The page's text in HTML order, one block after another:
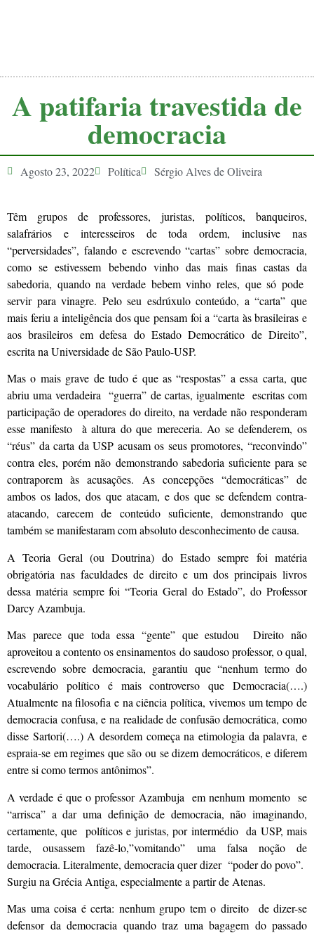
A patifaria travestida de
democracia
Agosto 23, 2022 Política Sérgio Alves de Oliveira
Têm grupos de professores, juristas, políticos, banqueiros,
salafrários e interesseiros de toda ordem, inclusive nas
“perversidades”, falando e escrevendo “cartas” sobre democracia,
como se estivessem bebendo vinho das mais finas castas da
sabedoria, quando na verdade bebem vinho reles, que só pode
servir para vinagre. Pelo seu esdrúxulo conteúdo, a “carta” que
mais feriu a inteligência dos que pensam foi a “carta às brasileiras e
aos brasileiros em defesa do Estado Democrático de Direito”,
escrita na Universidade de São Paulo-USP.
Mas o mais grave de tudo é que as “respostas” a essa carta, que
abriu uma verdadeira “guerra” de cartas, igualmente escritas com
participação de operadores do direito, na verdade não responderam
esse manifesto à altura do que mereceria. Ao se defenderem, os
“réus” da carta da USP acusam os seus promotores, “reconvindo”
contra eles, porém não demonstrando sabedoria suficiente para se
contraporem às acusações. As concepções “democráticas” de
ambos os lados, dos que atacam, e dos que se defendem contra-
atacando, carecem de conteúdo suficiente, demonstrando que
também se manifestaram com absoluto desconhecimento de causa.
A Teoria Geral (ou Doutrina) do Estado sempre foi matéria
obrigatória nas faculdades de direito e um dos principais livros
dessa matéria sempre foi “Teoria Geral do Estado”, do Professor
Darcy Azambuja.
Mas parece que toda essa “gente” que estudou Direito não
aproveitou a contento os ensinamentos do saudoso professor, o qual,
escrevendo sobre democracia, garantiu que “nenhum termo do
vocabulário político é mais controverso que Democracia(….)
Atualmente na filosofia e na ciência política, vivemos um tempo de
democracia confusa, e na realidade de confusão democrática, como
disse Sartori(….) A desordem começa na etimologia da palavra, e
espraia-se em regimes que são ou se dizem democráticos, e diferem
entre si como termos antônimos”.
A verdade é que o professor Azambuja em nenhum momento se
“arrisca” a dar uma definição de democracia, não imaginando,
certamente, que políticos e juristas, por intermédio da USP, mais
tarde, ousassem fazê-lo,”vomitando” uma falsa noção de
democracia. Literalmente, democracia quer dizer “poder do povo”.
Surgiu na Grécia Antiga, especialmente a partir de Atenas.
Mas uma coisa é certa: nenhum grupo tem o direito de dizer-se
defensor da democracia quando traz uma bagagem do passado